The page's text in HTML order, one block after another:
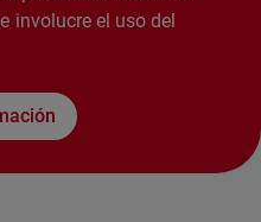
involucre el uso del